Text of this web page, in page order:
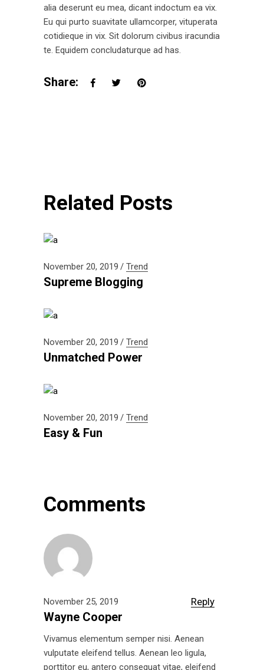
alia deserunt eu mea, dicant indoctum ea vix.
Eu qui purto suavitate ullamcorper, vituperata
cotidieque in vix. Sit dolorum civibus iracundia
te. Equidem concludaturque ad has.
Share:
Related Posts
November 20, 2019 Trend
Supreme Blogging
November 20, 2019 Trend
Unmatched Power
November 20, 2019 Trend
Easy & Fun
Comments
November 25, 2019 Reply
Wayne Cooper
Vivamus elementum semper nisi. Aenean
vulputate eleifend tellus. Aenean leo ligula,
porttitor eu, antero consequat vitae, eleifend